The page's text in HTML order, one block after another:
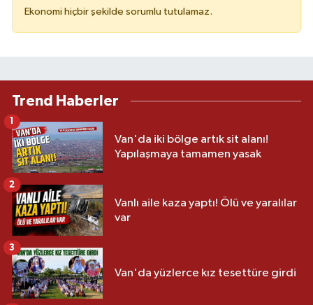
Ekonomi hiçbir şekilde sorumlu tutulamaz.
Trend Haberler
Van'da iki bölge artık sit alanı!
Yapılaşmaya tamamen yasak
1
Vanlı aile kaza yaptı! Ölü ve yaralılar
var
2
Van'da yüzlerce kız tesettüre girdi
3